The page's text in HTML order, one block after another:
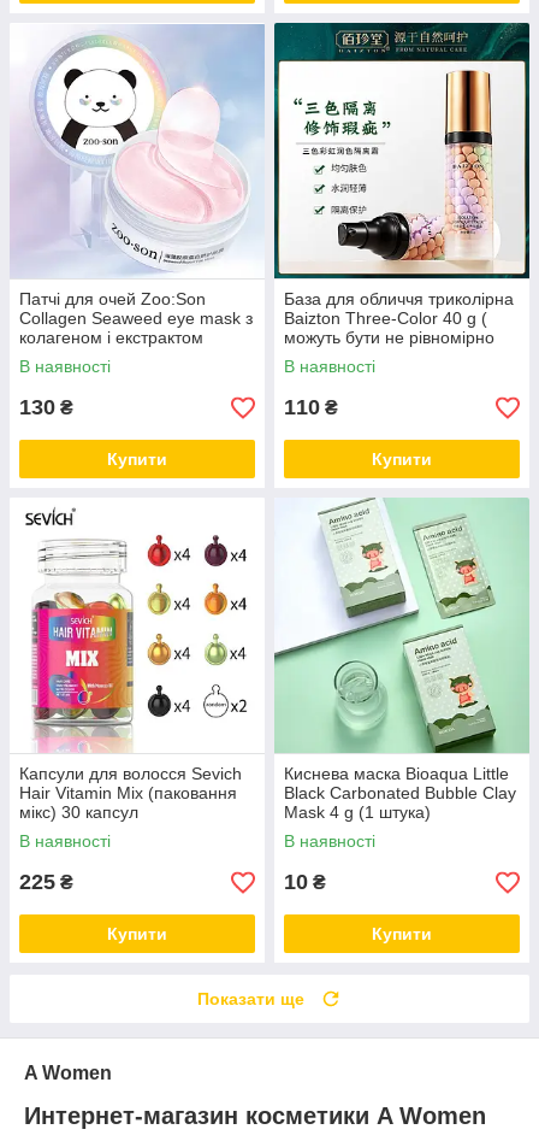
Патчі для очей Zoo:Son
Collagen Seaweed eye mask з
колагеном і екстрактом
морських водоростей (30
пар)
В наявності
130 ₴
Купити
База для обличчя триколірна
Baizton Three-Color 40 g (
можуть бути не рівномірно
змішані кольори)!
В наявності
110 ₴
Купити
Капсули для волосся Sevich
Hair Vitamin Mix (паковання
мікс) 30 капсул
В наявності
225 ₴
Купити
Киснева маска Bioaqua Little
Black Carbonated Bubble Clay
Mask 4 g (1 штука)
В наявності
10 ₴
Купити
Показати ще
A Women
Интернет-магазин косметики A Women